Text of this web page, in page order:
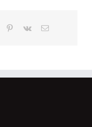
Pinterest
Vk
Correo